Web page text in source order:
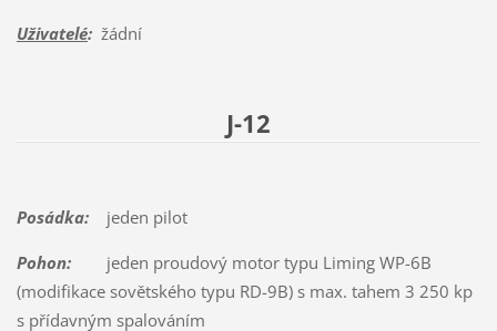
Uživatelé:žádní
J-12
Posádka:jeden pilot
Pohon:jeden proudový motor typu Liming WP-6B
(modifikace sovětského typu RD-9B) s max. tahem 3 250 kp
s přídavným spalováním